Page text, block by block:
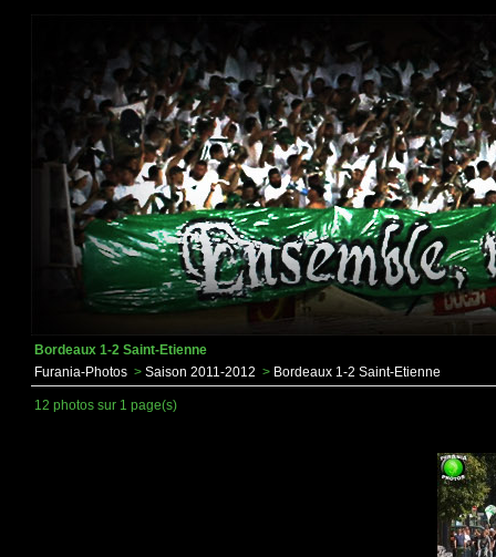
Bordeaux 1-2 Saint-Etienne
Furania-Photos > Saison 2011-2012 > Bordeaux 1-2 Saint-Etienne
12 photos sur 1 page(s)